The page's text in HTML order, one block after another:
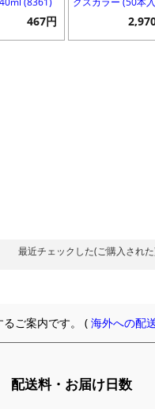
467円
最近チェックした(ご購入された
ご案内です。 (海外への配
配送料・お届け日数